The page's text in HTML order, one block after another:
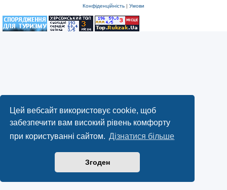
Цей вебсайт використовує cookie, щоб
забезпечити вам високий рівень комфорту
при користуванні сайтом. Дізнатися більше
Згоден
Конфіденційність | Умови